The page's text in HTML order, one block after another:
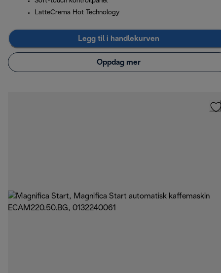
LatteCrema Hot Technology
Legg til i handlekurven
Oppdag mer